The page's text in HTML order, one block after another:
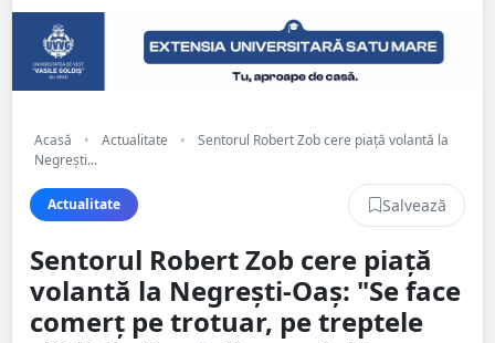
Acasă • Actualitate •
Sentorul Robert Zob cere piață volantă la
Negrești...
Actualitate Salvează
Sentorul Robert Zob cere piață
volantă la Negrești-Oaș: "Se face
comerț pe trotuar, pe treptele